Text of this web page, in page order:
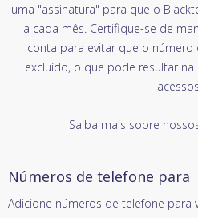
uma "assinatura" para que o
a cada mês. Certifique-se de
conta para evitar que o
excluído, o que pode resultar
Saiba mais sobre
Números de telefone para
Adicione números de telefone para